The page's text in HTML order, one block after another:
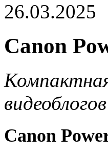
26.03.2025
Canon
Canon